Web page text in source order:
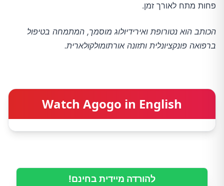
פחות מתח לאורך זמן.
הכותב הוא נטורופת ואירידיולוג מוסמך, המתמחה בטיפול
ברפואה פונקציונלית ותזונה אורתומולקולארית.
Watch Agogo in English
להורדה מיידית בחינם!